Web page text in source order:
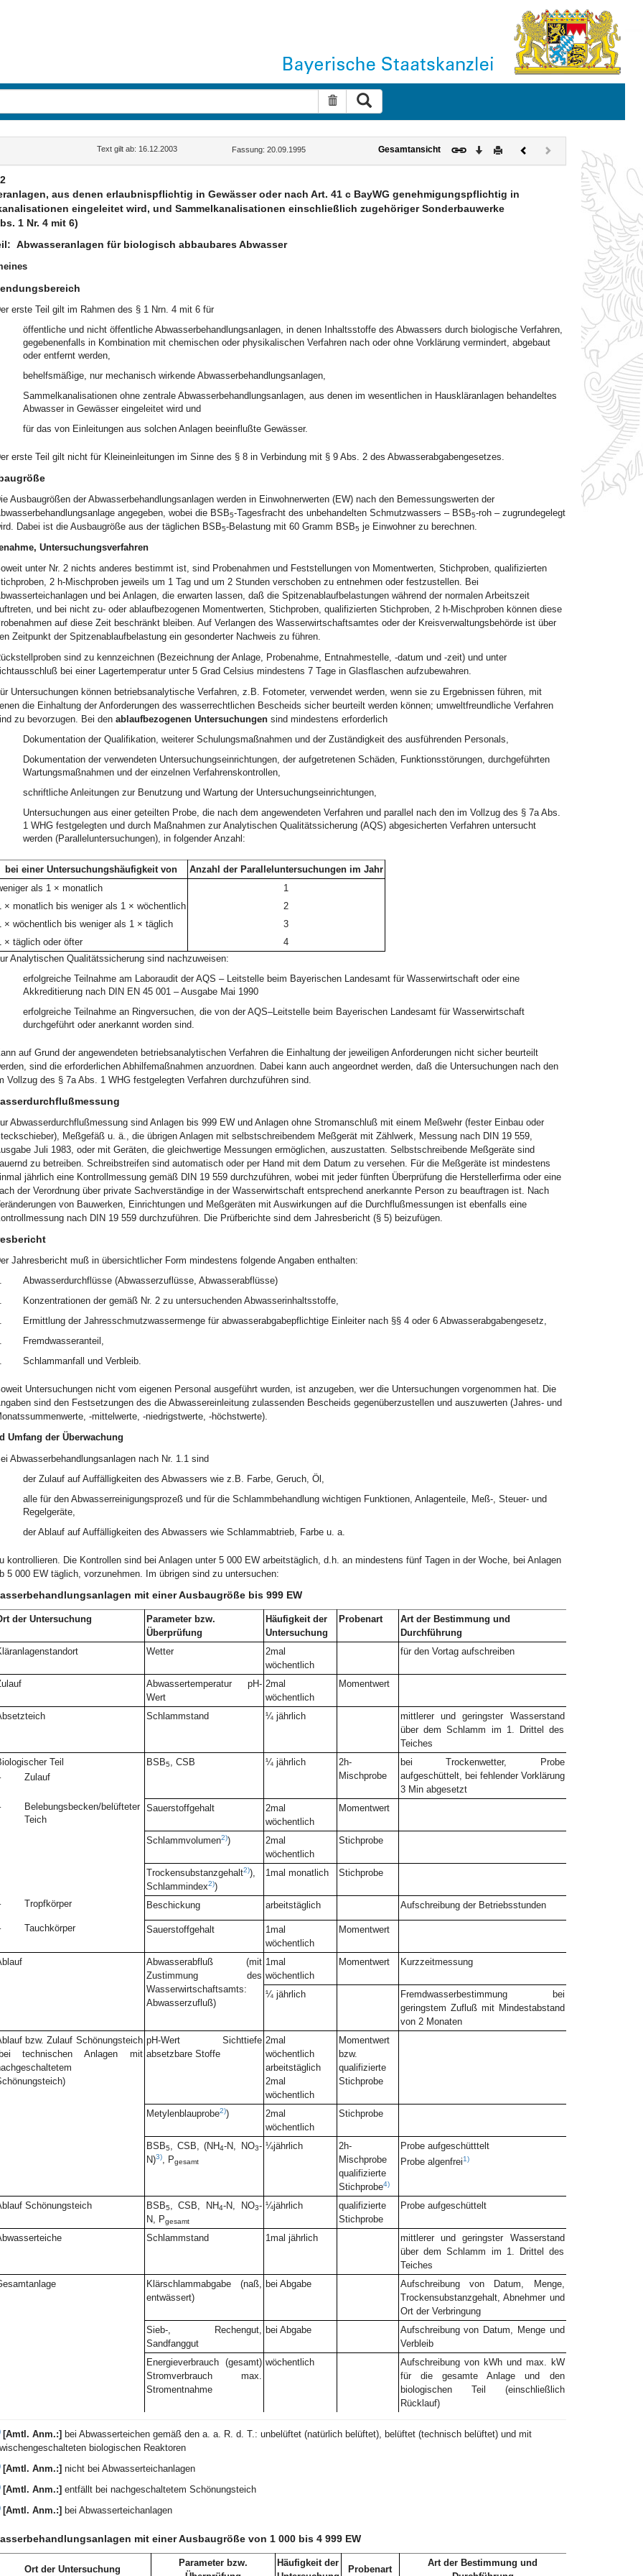
Suche zurücksetzen
Text gilt ab: 16.12.2003 Fassung: 20.09.1995 Gesamtansicht Download
DruckenVorherigesNächstes
Dokument
(inaktiv)
aus denen erlaubnispflichtig in Gewässer oder nach Art. 41 c BayWG genehmigungspflichtig in
eingeleitet wird, und Sammelkanalisationen einschließlich zugehöriger Sonderbauwerke
1 Nr. 4 mit 6)
Abwasseranlagen für biologisch abbaubares Abwasser
erste Teil gilt im Rahmen des § 1 Nrn. 4 mit 6 für
öffentliche und nicht öffentliche Abwasserbehandlungsanlagen, in denen Inhaltsstoffe des Abwassers durch biologische Verfahren,
gegebenenfalls in Kombination mit chemischen oder physikalischen Verfahren nach oder ohne Vorklärung vermindert, abgebaut
oder entfernt werden,
behelfsmäßige, nur mechanisch wirkende Abwasserbehandlungsanlagen,
Sammelkanalisationen ohne zentrale Abwasserbehandlungsanlagen, aus denen im wesentlichen in Hauskläranlagen behandeltes
Abwasser in Gewässer eingeleitet wird und
für das von Einleitungen aus solchen Anlagen beeinflußte Gewässer.
erste Teil gilt nicht für Kleineinleitungen im Sinne des § 8 in Verbindung mit § 9 Abs. 2 des Abwasserabgabengesetzes.
Ausbaugrößen der Abwasserbehandlungsanlagen werden in Einwohnerwerten (EW) nach den Bemessungswerten der
angegeben, wobei die BSB5-Tagesfracht des unbehandelten Schmutzwassers – BSB5-roh – zugrundegelegt
Dabei ist die Ausbaugröße aus der täglichen BSB5-Belastung mit 60 Gramm BSB5 je Einwohner zu berechnen.
Untersuchungsverfahren
unter Nr. 2 nichts anderes bestimmt ist, sind Probenahmen und Feststellungen von Momentwerten, Stichproben, qualifizierten
2 h-Mischproben jeweils um 1 Tag und um 2 Stunden verschoben zu entnehmen oder festzustellen. Bei
und bei Anlagen, die erwarten lassen, daß die Spitzenablaufbelastungen während der normalen Arbeitszeit
und bei nicht zu- oder ablaufbezogenen Momentwerten, Stichproben, qualifizierten Stichproben, 2 h-Mischproben können diese
auf diese Zeit beschränkt bleiben. Auf Verlangen des Wasserwirtschaftsamtes oder der Kreisverwaltungsbehörde ist über
Zeitpunkt der Spitzenablaufbelastung ein gesonderter Nachweis zu führen.
sind zu kennzeichnen (Bezeichnung der Anlage, Probenahme, Entnahmestelle, -datum und -zeit) und unter
bei einer Lagertemperatur unter 5 Grad Celsius mindestens 7 Tage in Glasflaschen aufzubewahren.
Untersuchungen können betriebsanalytische Verfahren, z.B. Fotometer, verwendet werden, wenn sie zu Ergebnissen führen, mit
die Einhaltung der Anforderungen des wasserrechtlichen Bescheids sicher beurteilt werden können; umweltfreundliche Verfahren
zu bevorzugen. Bei den ablaufbezogenen Untersuchungensind mindestens erforderlich
Dokumentation der Qualifikation, weiterer Schulungsmaßnahmen und der Zuständigkeit des ausführenden Personals,
Dokumentation der verwendeten Untersuchungseinrichtungen, der aufgetretenen Schäden, Funktionsstörungen, durchgeführten
Wartungsmaßnahmen und der einzelnen Verfahrenskontrollen,
schriftliche Anleitungen zur Benutzung und Wartung der Untersuchungseinrichtungen,
Untersuchungen aus einer geteilten Probe, die nach dem angewendeten Verfahren und parallel nach den im Vollzug des § 7a Abs.
1 WHG festgelegten und durch Maßnahmen zur Analytischen Qualitätssicherung (AQS) abgesicherten Verfahren untersucht
werden (Paralleluntersuchungen), in folgender Anzahl:
bei einer Untersuchungshäufigkeit von
Anzahl der Paralleluntersuchungen im Jahr
als 1 × monatlich
1
× monatlich bis weniger als 1 × wöchentlich
2
× wöchentlich bis weniger als 1 × täglich
3
× täglich oder öfter
4
Analytischen Qualitätssicherung sind nachzuweisen:
erfolgreiche Teilnahme am Laboraudit der AQS – Leitstelle beim Bayerischen Landesamt für Wasserwirtschaft oder eine
Akkreditierung nach DIN EN 45 001 – Ausgabe Mai 1990
erfolgreiche Teilnahme an Ringversuchen, die von der AQS–Leitstelle beim Bayerischen Landesamt für Wasserwirtschaft
durchgeführt oder anerkannt worden sind.
auf Grund der angewendeten betriebsanalytischen Verfahren die Einhaltung der jeweiligen Anforderungen nicht sicher beurteilt
sind die erforderlichen Abhilfemaßnahmen anzuordnen. Dabei kann auch angeordnet werden, daß die Untersuchungen nach den
Vollzug des § 7a Abs. 1 WHG festgelegten Verfahren durchzuführen sind.
Abwasserdurchflußmessung sind Anlagen bis 999 EW und Anlagen ohne Stromanschluß mit einem Meßwehr (fester Einbau oder
Meßgefäß u. ä., die übrigen Anlagen mit selbstschreibendem Meßgerät mit Zählwerk, Messung nach DIN 19 559,
Juli 1983, oder mit Geräten, die gleichwertige Messungen ermöglichen, auszustatten. Selbstschreibende Meßgeräte sind
zu betreiben. Schreibstreifen sind automatisch oder per Hand mit dem Datum zu versehen. Für die Meßgeräte ist mindestens
jährlich eine Kontrollmessung gemäß DIN 19 559 durchzuführen, wobei mit jeder fünften Überprüfung die Herstellerfirma oder eine
der Verordnung über private Sachverständige in der Wasserwirtschaft entsprechend anerkannte Person zu beauftragen ist. Nach
von Bauwerken, Einrichtungen und Meßgeräten mit Auswirkungen auf die Durchflußmessungen ist ebenfalls eine
nach DIN 19 559 durchzuführen. Die Prüfberichte sind dem Jahresbericht (§ 5) beizufügen.
Jahresbericht muß in übersichtlicher Form mindestens folgende Angaben enthalten:
Abwasserdurchflüsse (Abwasserzuflüsse, Abwasserabflüsse)
Konzentrationen der gemäß Nr. 2 zu untersuchenden Abwasserinhaltsstoffe,
Ermittlung der Jahresschmutzwassermenge für abwasserabgabepflichtige Einleiter nach §§ 4 oder 6 Abwasserabgabengesetz,
Fremdwasseranteil,
Schlammanfall und Verbleib.
Untersuchungen nicht vom eigenen Personal ausgeführt wurden, ist anzugeben, wer die Untersuchungen vorgenommen hat. Die
sind den Festsetzungen des die Abwassereinleitung zulassenden Bescheids gegenüberzustellen und auszuwerten (Jahres- und
-mittelwerte, -niedrigstwerte, -höchstwerte).
Umfang der Überwachung
Abwasserbehandlungsanlagen nach Nr. 1.1 sind
der Zulauf auf Auffälligkeiten des Abwassers wie z.B. Farbe, Geruch, Öl,
alle für den Abwasserreinigungsprozeß und für die Schlammbehandlung wichtigen Funktionen, Anlagenteile, Meß-, Steuer- und
Regelgeräte,
der Ablauf auf Auffälligkeiten des Abwassers wie Schlammabtrieb, Farbe u. a.
kontrollieren. Die Kontrollen sind bei Anlagen unter 5 000 EW arbeitstäglich, d.h. an mindestens fünf Tagen in der Woche, bei Anlagen
5 000 EW täglich, vorzunehmen. Im übrigen sind zu untersuchen:
mit einer Ausbaugröße bis 999 EW
der Untersuchung
Parameter bzw.
Überprüfung
Häufigkeit der
Untersuchung
Probenart
Art der Bestimmung und
Durchführung
Wetter
2mal
wöchentlich
für den Vortag aufschreiben
Abwassertemperatur pH-
Wert
2mal
wöchentlich
Momentwert
Schlammstand ¼ jährlich
mittlerer und geringster Wasserstand
über dem Schlamm im 1. Drittel des
Teiches
Teil
Zulauf
BSB5, CSB ¼ jährlich
2h-
Mischprobe
bei Trockenwetter, Probe
aufgeschüttelt, bei fehlender Vorklärung
3 Min abgesetzt
Belebungsbecken/belüfteter
Teich
Sauerstoffgehalt
2mal
wöchentlich
Momentwert
Schlammvolumen2))
2mal
wöchentlich
Stichprobe
Trockensubstanzgehalt2)),
Schlammindex2))
1mal monatlich Stichprobe
Tropfkörper Beschickung arbeitstäglich Aufschreibung der Betriebsstunden
Tauchkörper Sauerstoffgehalt
1mal
wöchentlich
Momentwert
Abwasserabfluß (mit
Zustimmung des
Wasserwirtschaftsamts:
Abwasserzufluß)
1mal
wöchentlich
Momentwert Kurzzeitmessung
¼ jährlich
Fremdwasserbestimmung bei
geringstem Zufluß mit Mindestabstand
von 2 Monaten
bzw. Zulauf Schönungsteich
technischen Anlagen mit
pH-Wert Sichttiefe
absetzbare Stoffe
2mal
wöchentlich
arbeitstäglich
2mal
wöchentlich
Momentwert
bzw.
qualifizierte
Stichprobe
Metylenblauprobe2))
2mal
wöchentlich
Stichprobe
BSB5, CSB, (NH4-N, NO3-
N)3), Pgesamt
¼jährlich
2h-
Mischprobe
qualifizierte
Stichprobe4)
Probe aufgeschütttelt
Probe algenfrei1)
Schönungsteich BSB5, CSB, NH4-N, NO3-
N, Pgesamt
¼jährlich
qualifizierte
Stichprobe
Probe aufgeschüttelt
Schlammstand 1mal jährlich
mittlerer und geringster Wasserstand
über dem Schlamm im 1. Drittel des
Teiches
Klärschlammabgabe (naß,
entwässert)
bei Abgabe
Aufschreibung von Datum, Menge,
Trockensubstanzgehalt, Abnehmer und
Ort der Verbringung
Sieb-, Rechengut,
Sandfanggut
bei Abgabe
Aufschreibung von Datum, Menge und
Verbleib
Energieverbrauch (gesamt)
Stromverbrauch max.
Stromentnahme
wöchentlich
Aufschreibung von kWh und max. kW
für die gesamte Anlage und den
biologischen Teil (einschließlich
Rücklauf)
[Amtl. Anm.:] bei Abwasserteichen gemäß den a. a. R. d. T.: unbelüftet (natürlich belüftet), belüftet (technisch belüftet) und mit
biologischen Reaktoren
[Amtl. Anm.:] nicht bei Abwasserteichanlagen
[Amtl. Anm.:] entfällt bei nachgeschaltetem Schönungsteich
[Amtl. Anm.:] bei Abwasserteichanlagen
mit einer Ausbaugröße von 1 000 bis 4 999 EW
Ort der Untersuchung
Parameter bzw.
Häufigkeit der
Probenart
Art der Bestimmung und